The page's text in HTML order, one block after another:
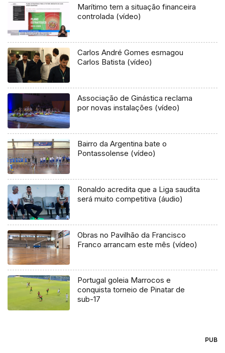
Marítimo tem a situação financeira
controlada (vídeo)
Carlos André Gomes esmagou
Carlos Batista (vídeo)
Associação de Ginástica reclama
por novas instalações (vídeo)
Bairro da Argentina bate o
Pontassolense (vídeo)
Ronaldo acredita que a Liga saudita
será muito competitiva (áudio)
Obras no Pavilhão da Francisco
Franco arrancam este mês (vídeo)
Portugal goleia Marrocos e
conquista torneio de Pinatar de
sub-17
PUB